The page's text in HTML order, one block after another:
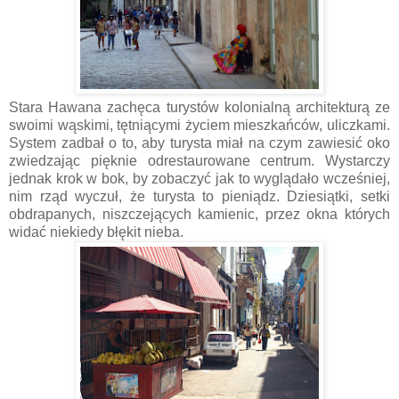
Stara Hawana zachęca turystów kolonialną architekturą ze
swoimi wąskimi, tętniącymi życiem mieszkańców, uliczkami.
System zadbał o to, aby turysta miał na czym zawiesić oko
zwiedzając pięknie odrestaurowane centrum. Wystarczy
jednak krok w bok, by zobaczyć jak to wyglądało wcześniej,
nim rząd wyczuł, że turysta to pieniądz. Dziesiątki, setki
obdrapanych, niszczejących kamienic, przez okna których
widać niekiedy błękit nieba.